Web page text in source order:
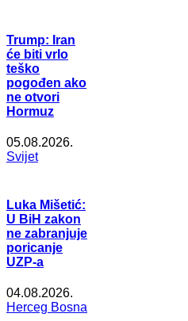
Trump: Iran
će biti vrlo
teško
pogođen ako
ne otvori
Hormuz
05.08.2026.
Svijet
Luka Mišetić:
U BiH zakon
ne zabranjuje
poricanje
UZP-a
04.08.2026.
Herceg Bosna